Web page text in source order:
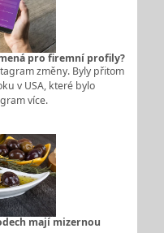
pro firemní profily?
změny. Byly přitom
v USA, které bylo
více.
mají mizernou